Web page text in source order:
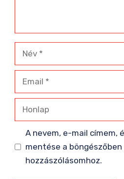
Név
Email
Honlap
A nevem, e-mail címem,
mentése a
hozzászólásomhoz.